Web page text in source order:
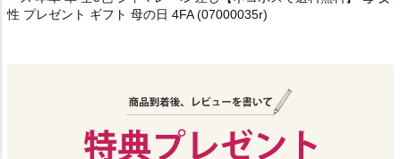
性 プレゼント ギフト 母の日 4FA (07000035r)